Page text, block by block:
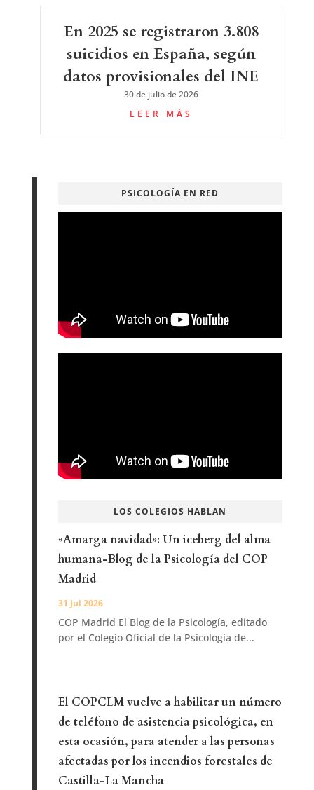
En 2025 se registraron 3.808
suicidios en España, según
datos provisionales del INE
30 de julio de 2026
LEER MÁS
PSICOLOGÍA EN RED
LOS COLEGIOS HABLAN
«Amarga navidad»: Un iceberg del alma
humana-Blog de la Psicología del COP
Madrid
31 Jul 2026
COP Madrid El Blog de la Psicología, editado
por el Colegio Oficial de la Psicología de...
El COPCLM vuelve a habilitar un número
de teléfono de asistencia psicológica, en
esta ocasión, para atender a las personas
afectadas por los incendios forestales de
Castilla-La Mancha